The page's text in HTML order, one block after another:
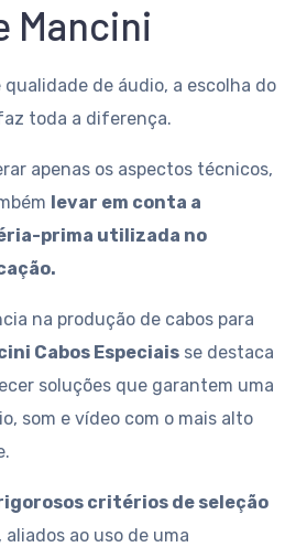
Mancini
de áudio, a escolha do
toda a diferença.
apenas os aspectos técnicos,
levar em conta a
prima utilizada no
na produção de cabos para
Cabos Especiais se destaca
soluções que garantem uma
som e vídeo com o mais alto
critérios de seleção
, aliados ao uso de uma